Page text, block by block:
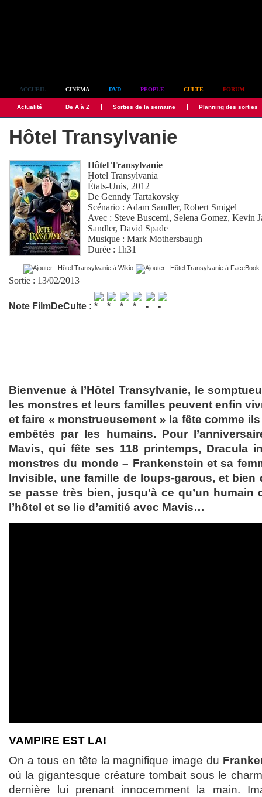
ACCUEIL CINÉMA DVD PEOPLE CULTE FORUM
Actualité De A à Z Sorties de la semaine Planning des sorties
Hôtel Transylvanie
Hôtel Transylvanie
Hotel Transylvania
États-Unis, 2012
DeGenndy Tartakovsky
Scénario : Adam Sandler,Robert Smigel
Avec : Steve Buscemi, Selena Gomez,Kevin
Sandler,David Spade
Musique :Mark Mothersbaugh
Durée : 1h31
Sortie : 13/02/2013
Note FilmDeCulte :
Bienvenue à l’Hôtel Transylvanie, le
les monstres et leurs familles peuvent enfin
et faire « monstrueusement » la fête comme
embêtés par les humains. Pour
Mavis, qui fête ses 118 printemps, Dracula
monstres du monde – Frankenstein et sa
Invisible, une famille de loups-garous, et bien
se passe très bien, jusqu’à ce qu’un humain
l’hôtel et se lie d’amitié avec Mavis…
VAMPIRE EST LA!
On a tous en tête la magnifique image du
où la gigantesque créature tombait sous le
dernière lui prenant innocemment la main.